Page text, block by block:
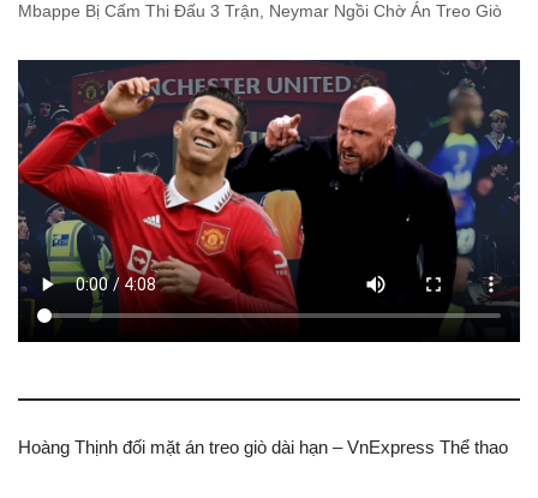
Mbappe Bị Cấm Thi Đấu 3 Trận, Neymar Ngồi Chờ Án Treo Giò
Hoàng Thịnh đối mặt án treo giò dài hạn – VnExpress Thể thao